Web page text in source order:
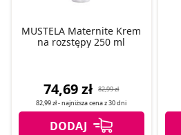
MUSTELA Maternite Krem
na rozstępy 250 ml
74,69 zł
82,99 zł
82,99 zł- najniższa cena z30 dni